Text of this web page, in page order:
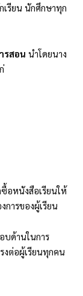
เรียน นักศึกษาทุก
รสอน นำโดยนาง
อหนังสือเรียนให้
การของผู้เรียน
บด้านในการ
ต่อผู้เรียนทุกคน